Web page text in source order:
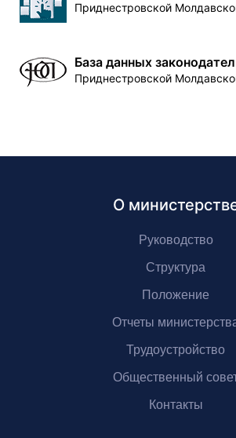
Приднестровской
База данных
Приднестровской
О
Руководство
Структура
Положение
Отчеты
Трудоустройство
Общественный
Контакты